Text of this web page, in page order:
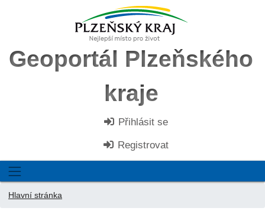
Geoportál Plzeňského
kraje
Přihlásit se
Registrovat
Hlavní stránka